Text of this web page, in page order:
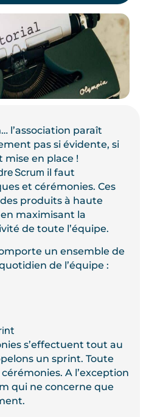
l’association paraît
pas si évidente, si
mise en place !
Scrum il faut
et cérémonies. Ces
produits à haute
maximisant la
de toute l’équipe.
un ensemble de
de l’équipe :
s’effectuent tout au
un sprint. Toute
A l’exception
qui ne concerne que